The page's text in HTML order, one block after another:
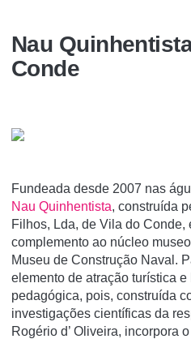
Nau
Conde
Fundeada desde 2007 nas
Nau Quinhentista, construída
Filhos, Lda, de Vila do Conde,
complemento ao núcleo
Museu de Construção Naval.
elemento de atração turística
pedagógica, pois, construída
investigações científicas da
Rogério d’ Oliveira, incorpora